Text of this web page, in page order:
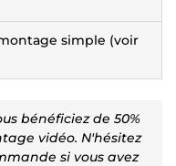
simple (voir
bénéficiez de 50%
vidéo. N'hésitez
si vous avez